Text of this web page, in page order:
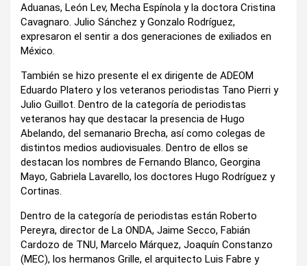
Aduanas, León Lev, Mecha Espínola y la doctora Cristina
Cavagnaro. Julio Sánchez y Gonzalo Rodríguez,
expresaron el sentir a dos generaciones de exiliados en
México.
También se hizo presente el ex dirigente de ADEOM
Eduardo Platero y los veteranos periodistas Tano Pierri y
Julio Guillot. Dentro de la categoría de periodistas
veteranos hay que destacar la presencia de Hugo
Abelando, del semanario Brecha, así como colegas de
distintos medios audiovisuales. Dentro de ellos se
destacan los nombres de Fernando Blanco, Georgina
Mayo, Gabriela Lavarello, los doctores Hugo Rodríguez y
Cortinas.
Dentro de la categoría de periodistas están Roberto
Pereyra, director de La ONDA, Jaime Secco, Fabián
Cardozo de TNU, Marcelo Márquez, Joaquín Constanzo
(MEC), los hermanos Grille, el arquitecto Luis Fabre y